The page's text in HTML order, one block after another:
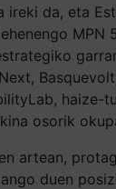
ireki da, eta
MPN
haize-
osorik
artean,
duen